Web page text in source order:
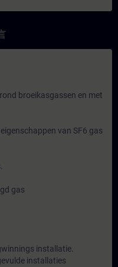
broeikasgassen en met
van SF6 gas
gas
installatie.
installaties